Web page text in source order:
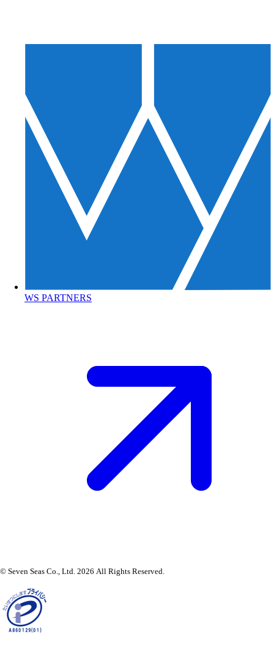
WS PARTNERS
© Seven Seas Co., Ltd. 2026 All Rights Reserved.